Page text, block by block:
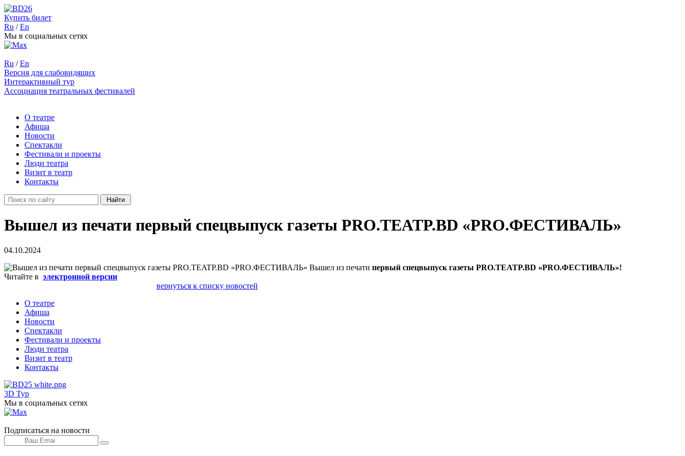
Купить билет
Ru /En
Мы в социальных сетях
Ru / En
Версия для слабовидящих
Интерактивный тур
Ассоциация театральных фестивалей
О театре
Афиша
Новости
Спектакли
Фестивали и проекты
Люди театра
Визит в театр
Контакты
Вышел из печати первый спецвыпуск газеты PRO.TEATP.BD «PRO.ФЕСТИВАЛЬ»
04.10.2024
Вышел из печати первый спецвыпуск газеты PRO.TEATP.BD «PRO.ФЕСТИВАЛЬ»!
Читайте в электронной версии
вернуться к списку новостей
О театре
Афиша
Новости
Спектакли
Фестивали и проекты
Люди театра
Визит в театр
Контакты
3D Тур
Мы в социальных сетях
Подписаться на новости